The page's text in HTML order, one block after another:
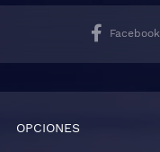
Facebook
OPCIONES